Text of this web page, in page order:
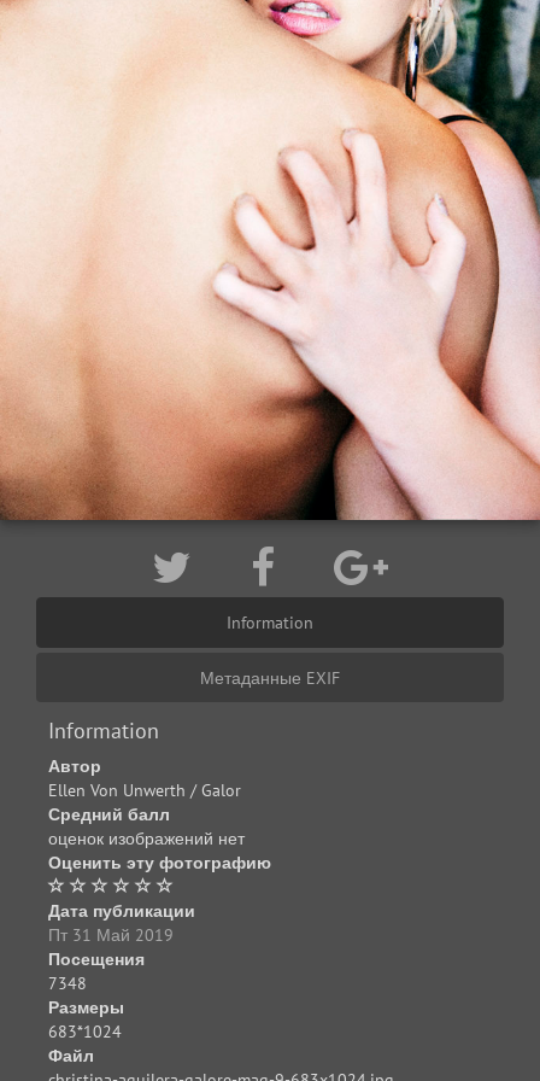
Information
Метаданные EXIF
Information
Автор
Ellen Von Unwerth / Galor
Средний балл
оценок изображений нет
Оценить эту фотографию
Дата публикации
Пт 31 Май 2019
Посещения
7348
Размеры
683*1024
Файл